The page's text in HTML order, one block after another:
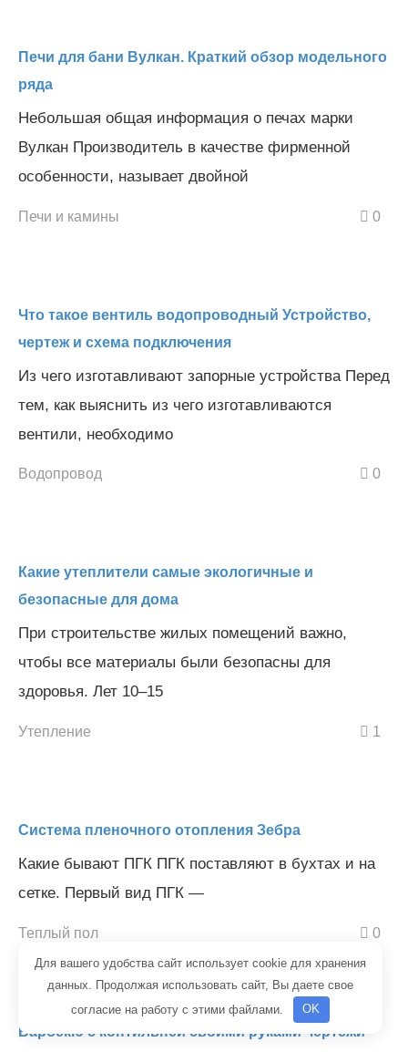
Печи для бани Вулкан. Краткий обзор модельного
ряда
Небольшая общая информация о печах марки
Вулкан Производитель в качестве фирменной
особенности, называет двойной
Печи и камины 0
Что такое вентиль водопроводный Устройство,
чертеж и схема подключения
Из чего изготавливают запорные устройства Перед
тем, как выяснить из чего изготавливаются
вентили, необходимо
Водопровод 0
Какие утеплители самые экологичные и
безопасные для дома
При строительстве жилых помещений важно,
чтобы все материалы были безопасны для
здоровья. Лет 10–15
Утепление 1
Система пленочного отопления Зебра
Какие бывают ПГК ПГК поставляют в бухтах и на
сетке. Первый вид ПГК —
Теплый пол 0
Барбекю с коптильней своими руками чертежи
Для вашего удобства сайт использует cookie для хранения
данных. Продолжая использовать сайт, Вы даете свое
согласие на работу с этими файлами.
OK